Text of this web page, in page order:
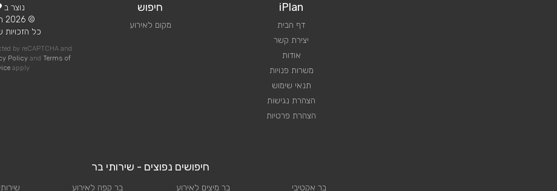
iPlan
דף הבית
יצירת קשר
אודות
משרות פנויות
תנאי שימוש
הצהרת נגישות
הצהרת פרטיות
חיפוש
מקום לאירוע
נוצר ב
© 2026 iPlan.
כל הזכויות
by reCAPTCHA and
Policyand Terms of
apply
חיפושים נפוצים - שירותי בר
בר אקטיבי בר מיצים לאירוע בר קפה לאירוע